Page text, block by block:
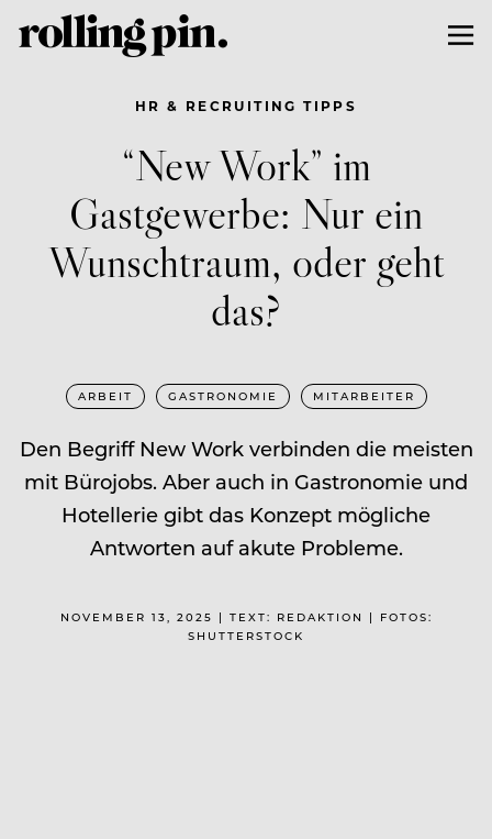
HR & RECRUITING TIPPS
“New Work” im
Gastgewerbe: Nur ein
Wunschtraum, oder geht
das?
ARBEIT GASTRONOMIE MITARBEITER
Den Begriff New Work verbinden die meisten
mit Bürojobs. Aber auch in Gastronomie und
Hotellerie gibt das Konzept mögliche
Antworten auf akute Probleme.
NOVEMBER 13, 2025 | TEXT: REDAKTION | FOTOS:
SHUTTERSTOCK